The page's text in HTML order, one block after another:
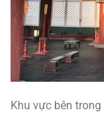
Khu vực bên trong